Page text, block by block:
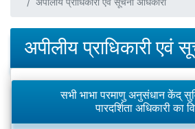
अपीलीय प्राधिकारी एवं
सभी भाभा परमाणु अनुसंधान केंद्
पारदर्शिता अधिकारी का